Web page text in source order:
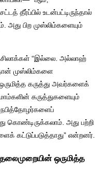
தீர்ப்பில் உடன்பட்டிருந்தால்
அது பிற முஸ்லிம்களையும்
“இல்லை. அல்லாஹ்
முஸ்லிம்களை
ஒருமித்த கருத்து அவர்களைக்
கருத்துகளையும்
கொண்டிருக்கலாம். அது பற்றி
கட்டுப்படுத்தாது” என்றனர்.
ஒருமித்த